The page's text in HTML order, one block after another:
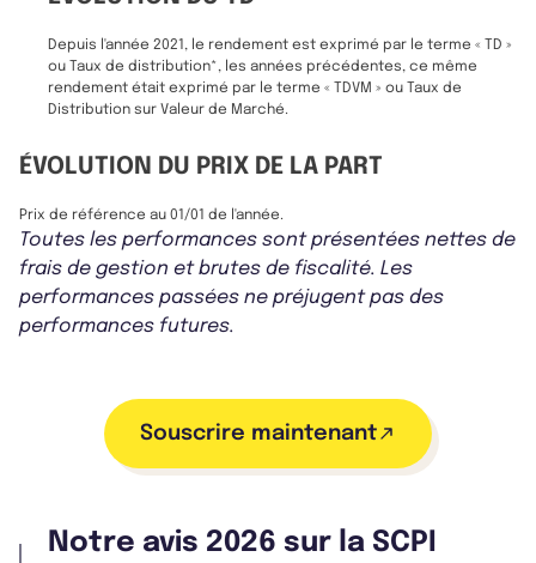
Depuis l'année 2021, le rendement est exprimé par le terme « TD »
ou Taux de distribution*, les années précédentes, ce même
rendement était exprimé par le terme « TDVM » ou Taux de
Distribution sur Valeur de Marché.
ÉVOLUTION DU PRIX DE LA PART
Prix de référence au 01/01 de l'année.
Toutes les performances sont présentées nettes de
frais de gestion et brutes de fiscalité. Les
performances passées ne préjugent pas des
performances futures.
Souscrire maintenant
Notre avis 2026 sur la SCPI